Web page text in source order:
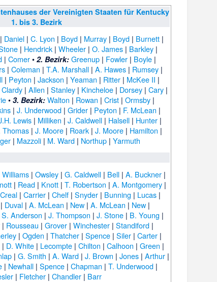
der Vereinigten Staaten für Kentucky
1. bis 3. Bezirk
| Daniel |C. Lyon | Boyd | Murray | Boyd | Burnett |
| Hendrick| Wheeler| O. James| Barkley|
| Comer• 2. Bezirk: Greenup| Fowler| Boyle|
| Coleman | T.A. Marshall| A. Hawes| Rumsey|
| Peyton | Jackson | Yeaman | Ritter| McKee II |
Clardy| Allen | Stanley| Kincheloe| Dorsey| Cary|
• 3. Bezirk: Walton | Rowan | Crist| Ormsby|
|J. Underwood |Grider | Peyton | F. McLean |
Lewis | Milliken |J. Caldwell | Halsell | Hunter |
Thomas| J. Moore| Roark| J. Moore| Hamilton |
| Mazzoli| M. Ward| Northup| Yarmuth
Williams |Owsley |G. Caldwell | Bell |A. Buckner |
| Read| Knott| T. Robertson | A. Montgomery|
Creal| Carrier| Chelf| Snyder| Bunning | Lucas|
| Duval |A. McLean | New |A. McLean | New |
S. Anderson | J. Thompson | J. Stone| B. Young |
| Rousseau |Grover |Winchester |Standiford |
| Ogden | Thatcher| Spence| Siler| Carter|
| D. White | Lecompte |Chilton |Calhoon |Green |
| G. Smith | A. Ward| J. Brown | Jones| Arthur|
| Newhall |Spence |Chapman |T. Underwood |
| Fletcher| Chandler| Barr